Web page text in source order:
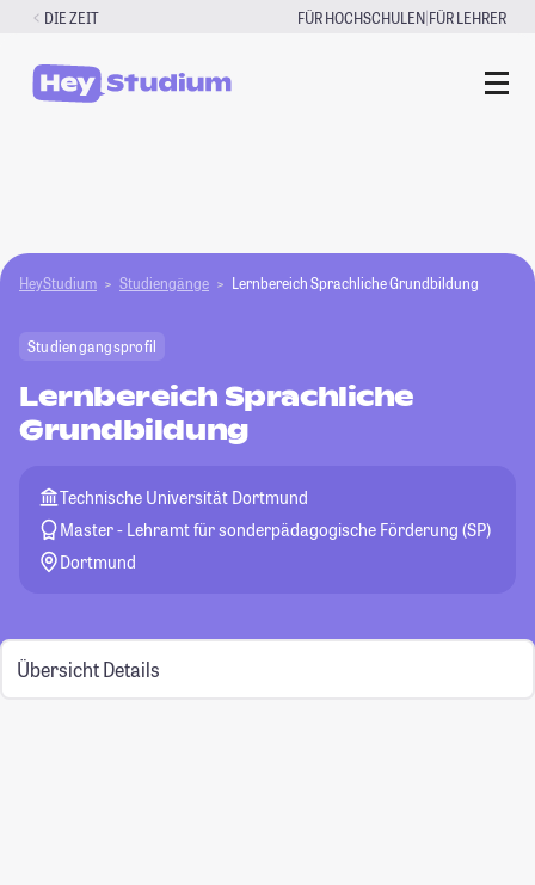
Zum
springen
DIE ZEIT FÜR HOCHSCHULEN|FÜR LEHRER
HeyStudium Studiengänge Lernbereich Sprachliche Grundbildung
Studiengangsprofil
Lernbereich Sprachliche
Grundbildung
Technische Universität Dortmund
Master - Lehramt für sonderpädagogische Förderung (SP)
Dortmund
Übersicht Details